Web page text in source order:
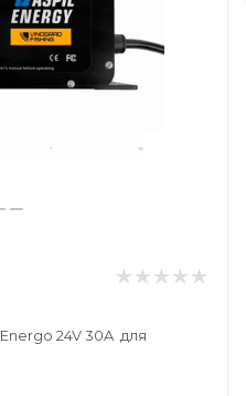
24V 30A для